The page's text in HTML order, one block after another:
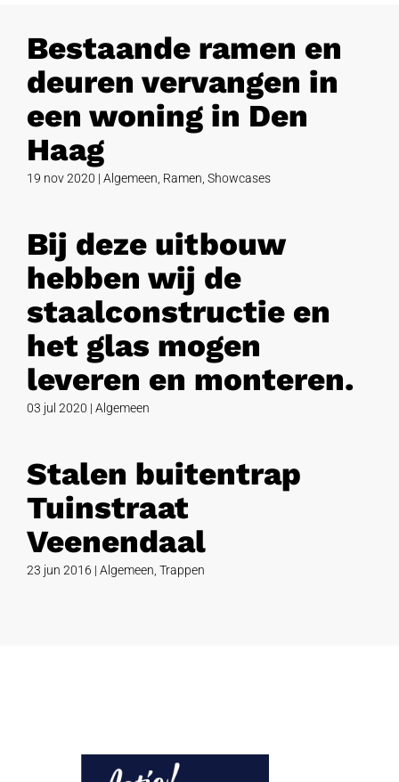
Bestaande ramen en
deuren vervangen in
een woning in Den
Haag
19 nov 2020 | Algemeen Ramen Showcases
Bij deze uitbouw
hebben wij de
staalconstructie en
het glas mogen
leveren en monteren.
03 jul 2020 | Algemeen
Stalen buitentrap
Tuinstraat
Veenendaal
23 jun 2016 | Algemeen Trappen